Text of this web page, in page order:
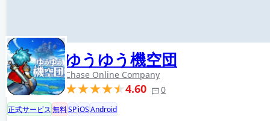
ゆうゆう機空団
Chase Online Company
4.60 0
正式サービス無料SPiOSAndroid